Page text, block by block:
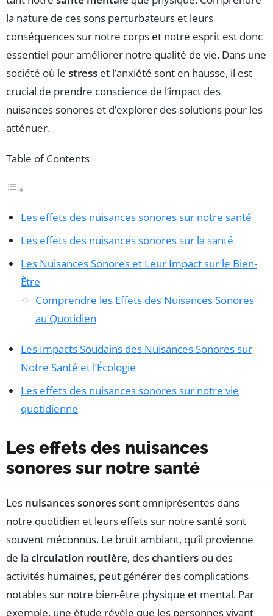
la nature de ces sons perturbateurs et leurs
conséquences sur notre corps et notre esprit est donc
essentiel pour améliorer notre qualité de vie. Dans une
société où le stress et l’anxiété sont en hausse, il est
crucial de prendre conscience de l’impact des
nuisances sonores et d’explorer des solutions pour les
atténuer.
Table of Contents
Les effets des nuisances sonores sur notre santé
Les effets des nuisances sonores sur la santé
Les Nuisances Sonores et Leur Impact sur le Bien-
Être
Comprendre les Effets des Nuisances Sonores
au Quotidien
Les Impacts Soudains des Nuisances Sonores sur
Notre Santé et l’Écologie
Les effets des nuisances sonores sur notre vie
quotidienne
Les effets des nuisances
sonores sur notre santé
Les nuisances sonoressont omniprésentes dans
notre quotidien et leurs effets sur notre santé sont
souvent méconnus. Le bruit ambiant, qu’il provienne
de la circulation routière, deschantiers ou des
activités humaines, peut générer des complications
notables sur notre bien-être physique et mental. Par
exemple, une étude révèle que les personnes vivant